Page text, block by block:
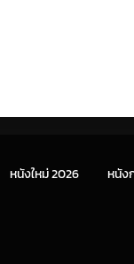
หนังใหม่ 2026 หนัง